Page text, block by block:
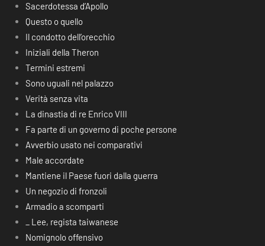
Sacerdotessa d’Apollo
Questo o quello
Il condotto dell’orecchio
Iniziali della Theron
Termini estremi
Sono uguali nel palazzo
Verità senza vita
La dinastia di re Enrico VIII
Fa parte di un governo di poche persone
Avverbio usato nei comparativi
Male accordate
Mantiene il Paese fuori dalla guerra
Un negozio di fronzoli
Armadio a scomparti
_ Lee, regista taiwanese
Nomignolo offensivo